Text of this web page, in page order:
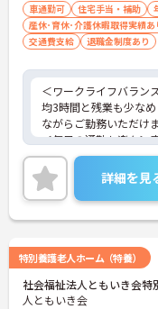
車通勤可 住宅手当・補助
産休･育休･介護休暇取得実績あ
交通費支給
退職金制度あり
＜ワークライフバラン
均3時間と残業も少な
ながらご勤務いただけま
＜毎日の通勤も楽々＞
ので通勤にも便利です
ご興味ある方には、面
細をお話致しますので
詳細を見
特別養護老人ホーム（特養）
社会福祉法人ともいき会
人ともいき会